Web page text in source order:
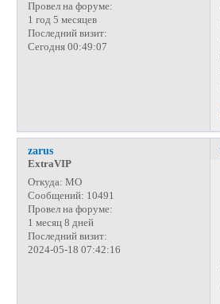
Провел на форуме:
1 год 5 месяцев
Последний визит:
Сегодня 00:49:07
zarus
ExtraVIP
Откуда: МО
Сообщений: 10491
Провел на форуме:
1 месяц 8 дней
Последний визит:
2024-05-18 07:42:16